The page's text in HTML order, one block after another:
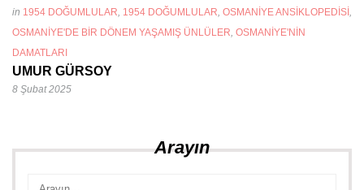
in 1954 DOĞUMLULAR, 1954 DOĞUMLULAR, OSMANIYE ANSIKLOPEDISI ,
OSMANIYE'DE BIR DÖNEM YAŞAMIŞ ÜNLÜLER, OSMANIYE'NIN
DAMATLARI
UMUR GÜRSOY
8 Şubat 2025
Arayın